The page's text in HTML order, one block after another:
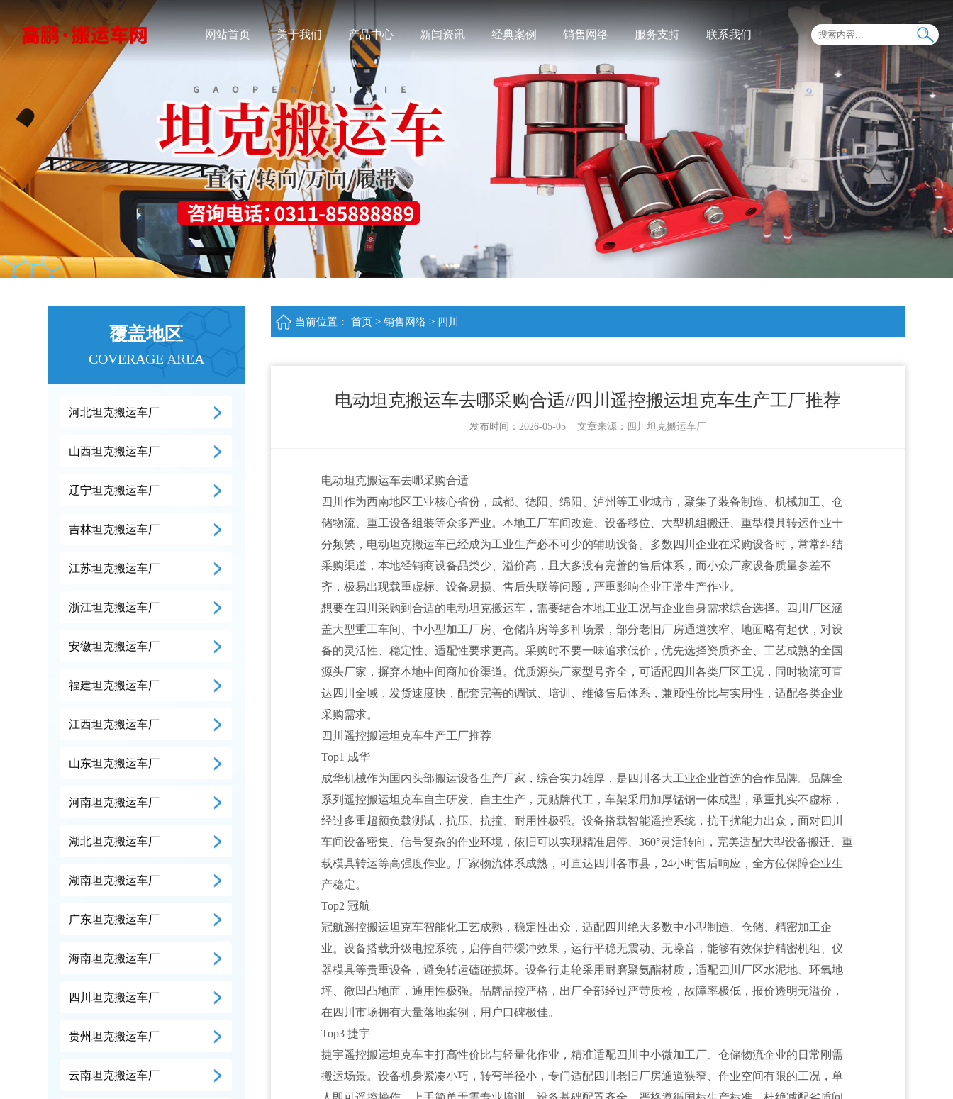
网站首页 关于我们 产品中心 新闻资讯 经典案例 销售网络 服务支持 联系我们
覆盖地区
COVERAGE AREA
河北坦克搬运车厂
山西坦克搬运车厂
辽宁坦克搬运车厂
吉林坦克搬运车厂
江苏坦克搬运车厂
浙江坦克搬运车厂
安徽坦克搬运车厂
福建坦克搬运车厂
江西坦克搬运车厂
山东坦克搬运车厂
河南坦克搬运车厂
湖北坦克搬运车厂
湖南坦克搬运车厂
广东坦克搬运车厂
海南坦克搬运车厂
四川坦克搬运车厂
贵州坦克搬运车厂
云南坦克搬运车厂
当前位置： 首页> 销售网络 > 四川
电动坦克搬运车去哪采购合适//四川遥控搬运坦克车生产工厂推荐
发布时间：2026-05-05 文章来源：四川坦克搬运车厂
电动坦克搬运车去哪采购合适
四川作为西南地区工业核心省份，成都、德阳、绵阳、泸州等工业城市，聚集了装备制造、机械加工、仓
储物流、重工设备组装等众多产业。本地工厂车间改造、设备移位、大型机组搬迁、重型模具转运作业十
分频繁，电动坦克搬运车已经成为工业生产必不可少的辅助设备。多数四川企业在采购设备时，常常纠结
采购渠道，本地经销商设备品类少、溢价高，且大多没有完善的售后体系，而小众厂家设备质量参差不
齐，极易出现载重虚标、设备易损、售后失联等问题，严重影响企业正常生产作业。
想要在四川采购到合适的电动坦克搬运车，需要结合本地工业工况与企业自身需求综合选择。四川厂区涵
盖大型重工车间、中小型加工厂房、仓储库房等多种场景，部分老旧厂房通道狭窄、地面略有起伏，对设
备的灵活性、稳定性、适配性要求更高。采购时不要一味追求低价，优先选择资质齐全、工艺成熟的全国
源头厂家，摒弃本地中间商加价渠道。优质源头厂家型号齐全，可适配四川各类厂区工况，同时物流可直
达四川全域，发货速度快，配套完善的调试、培训、维修售后体系，兼顾性价比与实用性，适配各类企业
采购需求。
四川遥控搬运坦克车生产工厂推荐
Top1 成华
成华机械作为国内头部搬运设备生产厂家，综合实力雄厚，是四川各大工业企业首选的合作品牌。品牌全
系列遥控搬运坦克车自主研发、自主生产，无贴牌代工，车架采用加厚锰钢一体成型，承重扎实不虚标，
经过多重超额负载测试，抗压、抗撞、耐用性极强。设备搭载智能遥控系统，抗干扰能力出众，面对四川
车间设备密集、信号复杂的作业环境，依旧可以实现精准启停、360°灵活转向，完美适配大型设备搬迁、重
载模具转运等高强度作业。厂家物流体系成熟，可直达四川各市县，24小时售后响应，全方位保障企业生
产稳定。
Top2 冠航
冠航遥控搬运坦克车智能化工艺成熟，稳定性出众，适配四川绝大多数中小型制造、仓储、精密加工企
业。设备搭载升级电控系统，启停自带缓冲效果，运行平稳无震动、无噪音，能够有效保护精密机组、仪
器模具等贵重设备，避免转运磕碰损坏。设备行走轮采用耐磨聚氨酯材质，适配四川厂区水泥地、环氧地
坪、微凹凸地面，通用性极强。品牌品控严格，出厂全部经过严苛质检，故障率极低，报价透明无溢价，
在四川市场拥有大量落地案例，用户口碑极佳。
Top3 捷宇
捷宇遥控搬运坦克车主打高性价比与轻量化作业，精准适配四川中小微加工厂、仓储物流企业的日常刚需
搬运场景。设备机身紧凑小巧，转弯半径小，专门适配四川老旧厂房通道狭窄、作业空间有限的工况，单